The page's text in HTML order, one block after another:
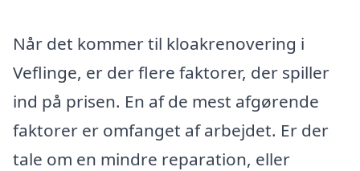
Når det kommer til kloakrenovering i
Veflinge, er der flere faktorer, der spiller
ind på prisen. En af de mest afgørende
faktorer er omfanget af arbejdet. Er der
tale om en mindre reparation, eller